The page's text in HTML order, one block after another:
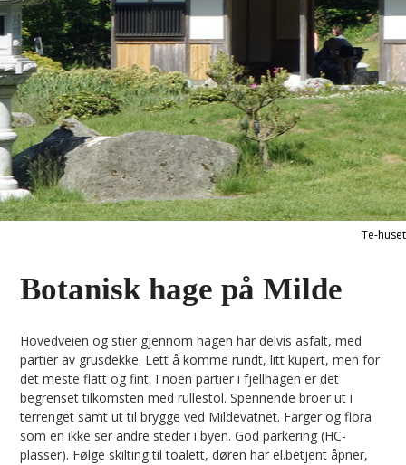
Te-huset
Botanisk hage på Milde
Hovedveien og stier gjennom hagen har delvis asfalt, med
partier av grusdekke. Lett å komme rundt, litt kupert, men for
det meste flatt og fint. I noen partier i fjellhagen er det
begrenset tilkomsten med rullestol. Spennende broer ut i
terrenget samt ut til brygge ved Mildevatnet. Farger og flora
som en ikke ser andre steder i byen. God parkering (HC-
plasser). Følge skilting til toalett, døren har el.betjent åpner,